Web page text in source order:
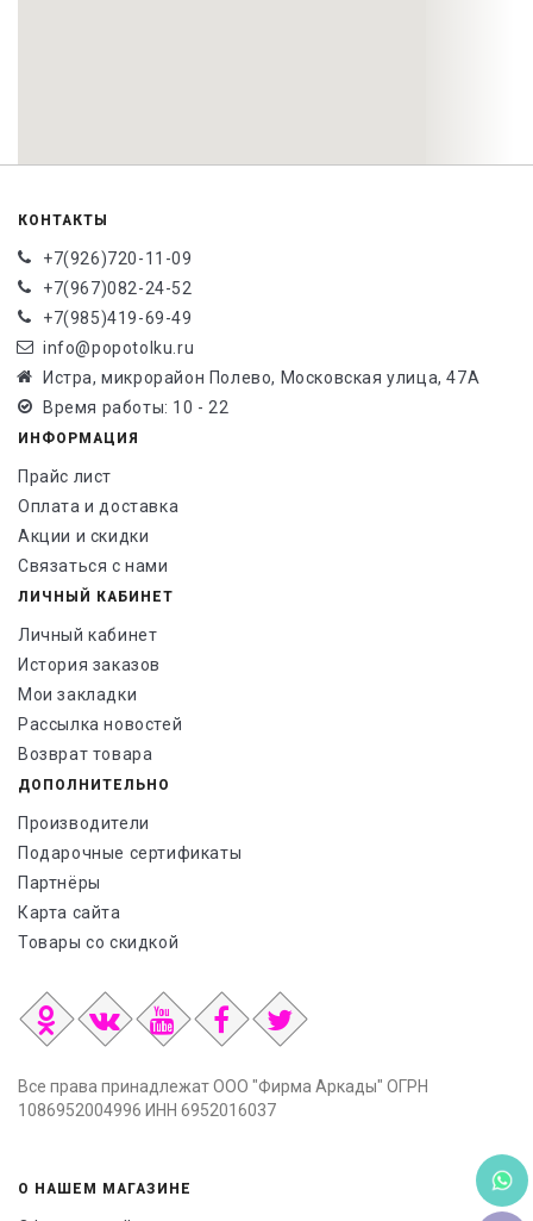
КОНТАКТЫ
+7(926)720-11-09
+7(967)082-24-52
+7(985)419-69-49
info@popotolku.ru
Истра, микрорайон Полево, Московская улица, 47А
Время работы: 10 - 22
ИНФОРМАЦИЯ
Прайс лист
Оплата и доставка
Акции и скидки
Связаться с нами
ЛИЧНЫЙ КАБИНЕТ
Личный кабинет
История заказов
Мои закладки
Рассылка новостей
Возврат товара
ДОПОЛНИТЕЛЬНО
Производители
Подарочные сертификаты
Партнёры
Карта сайта
Товары со скидкой
Все права принадлежат ООО "Фирма Аркады" ОГРН
1086952004996 ИНН 6952016037
О НАШЕМ МАГАЗИНЕ